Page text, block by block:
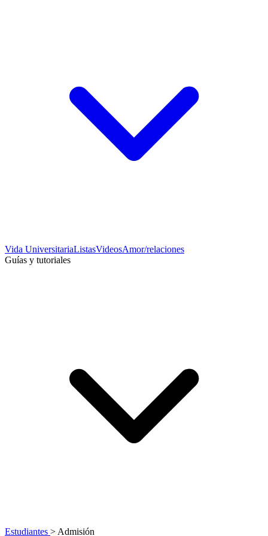
Vida UniversitariaListasVideosAmor/relaciones
Guías y tutoriales
Estudiantes > Admisión